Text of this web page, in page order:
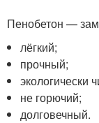
Пенобетон —
лёгкий;
прочный;
экологически
не горючий;
долговечный.